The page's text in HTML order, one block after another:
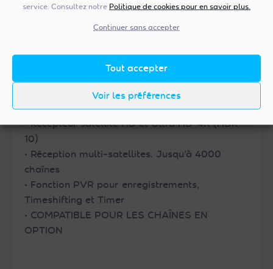
service. Consultez notre Politique de cookies pour en savoir plus.
Continuer sans accepter
Tout accepter
Voir les préférences
CGV E-SAT 4K
• Récepteur satellite HD et Ultra HD-4K (HDR-
10)
• Réception multi-satellites. Jusqu’à 4000
chaînes
• Fonction PVR pour enregistrements,
Timeshifting et Timer
• COMPATIBLE POUR LES CHAÎNES EN
OPTION